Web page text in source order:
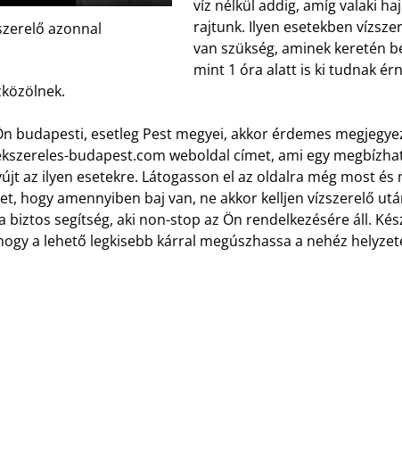
azonnal
víz nélkül addig, amíg valaki
rajtunk. Ilyen esetekben
van szükség, aminek keretén
mint 1 óra alatt is ki tudnak
budapesti, esetleg Pest megyei, akkor érdemes
budapest.com weboldal címet, ami egy
az ilyen esetekre. Látogasson el az oldalra még most és
hogy amennyiben baj van, ne akkor kelljen vízszerelő
biztos segítség, aki non-stop az Ön rendelkezésére áll.
a lehető legkisebb kárral megúszhassa a nehéz